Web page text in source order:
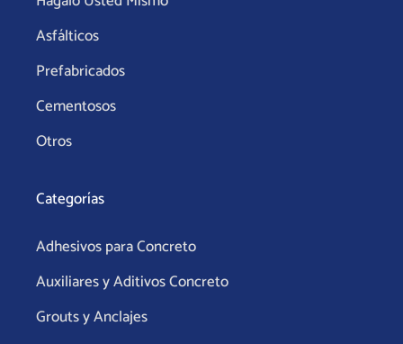
Asfálticos
Prefabricados
Cementosos
Otros
Categorías
Adhesivos para Concreto
Auxiliares y Aditivos Concreto
Grouts y Anclajes